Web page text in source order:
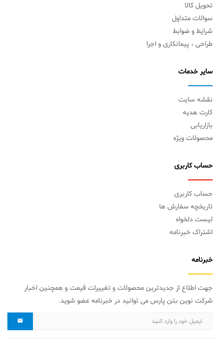
تحویل کالا
سوالات متداول
شرایط و ضوابط
طراحی ، پیمانکاری و اجرا
سایر خدمات
نقشه سایت
کارت هدیه
بازاریابی
محصولات ویژه
حساب کاربری
حساب کاربری
تاریخچه سفارش ها
لیست دلخواه
اشتراک خبرنامه
خبرنامه
جهت اطلاع از جدیدترین محصولات و تغییرات قیمت و همچنین اخبار
شرکت نوین بتن پارس می توانید در خبرنامه عضو شوید.